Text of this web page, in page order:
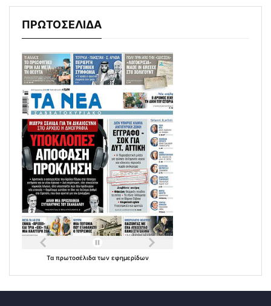
ΠΡΩΤΟΣΕΛΙΔΑ
Τα πρωτοσέλιδα των εφημερίδων